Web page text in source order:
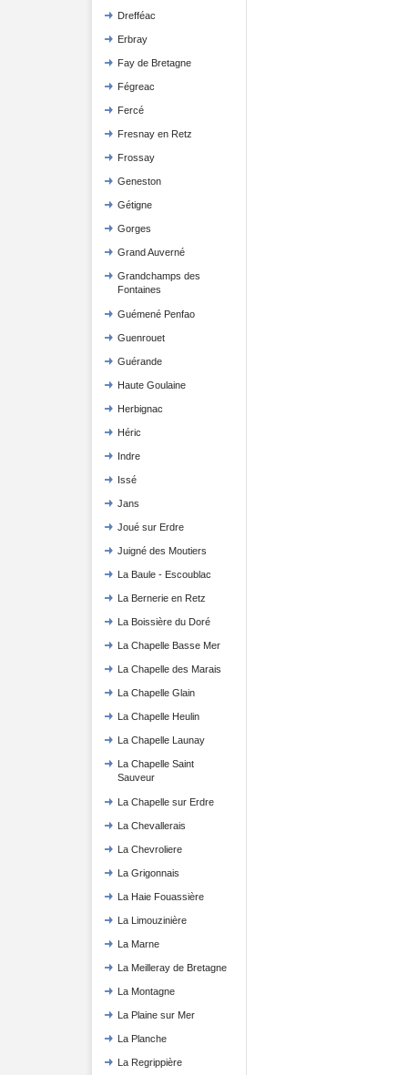
Drefféac
Erbray
Fay de Bretagne
Fégreac
Fercé
Fresnay en Retz
Frossay
Geneston
Gétigne
Gorges
Grand Auverné
Grandchamps des
Fontaines
Guémené Penfao
Guenrouet
Guérande
Haute Goulaine
Herbignac
Héric
Indre
Issé
Jans
Joué sur Erdre
Juigné des Moutiers
La Baule - Escoublac
La Bernerie en Retz
La Boissière du Doré
La Chapelle Basse Mer
La Chapelle des Marais
La Chapelle Glain
La Chapelle Heulin
La Chapelle Launay
La Chapelle Saint
Sauveur
La Chapelle sur Erdre
La Chevallerais
La Chevroliere
La Grigonnais
La Haie Fouassière
La Limouzinière
La Marne
La Meilleray de Bretagne
La Montagne
La Plaine sur Mer
La Planche
La Regrippière